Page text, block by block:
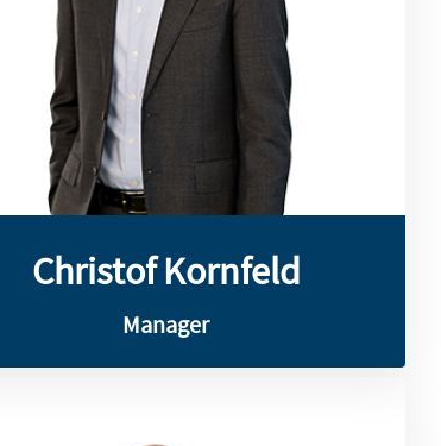
Christof Kornfeld
Manager
Christof Kornfeld ist seit 2016 bei SLG
tätig. Nach zwei Jahren Berufserfahrung
studierte er Volkswirtschaftslehre an der